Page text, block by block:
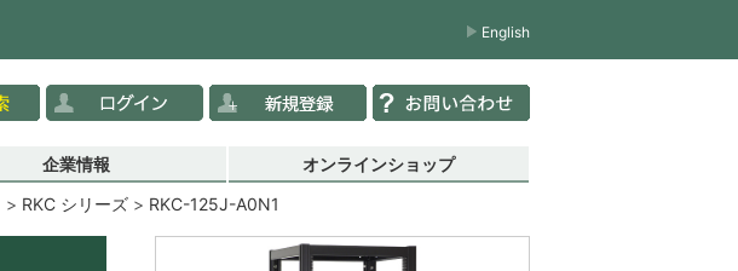
English
企業情報 オンラインショップ
RKC シリーズ RKC-125J-A0N1